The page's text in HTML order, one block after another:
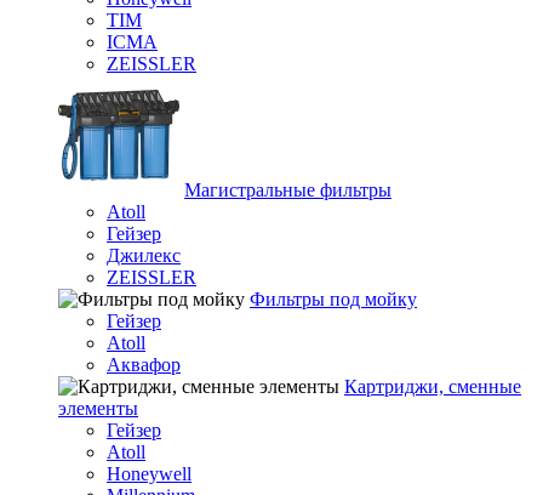
TIM
ICMA
ZEISSLER
Магистральные фильтры
Atoll
Гейзер
Джилекс
ZEISSLER
Фильтры под мойку
Гейзер
Atoll
Аквафор
Картриджи, сменные
элементы
Гейзер
Atoll
Honeywell